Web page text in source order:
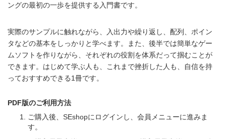
ングの最初の一歩を提供する入門書です。
実際のサンプルに触れながら、入出力や繰り返し、配列、ポイン
タなどの基本をしっかりと学べます。また、後半では簡単なゲー
ムソフトを作りながら、それぞれの役割を体系だって掴むことが
できます。はじめて学ぶ人も、これまで挫折した人も、自信を持
っておすすめできる1冊です。
PDF版のご利用方法
ご購入後、SEshopにログインし、会員メニューに進みま
す。